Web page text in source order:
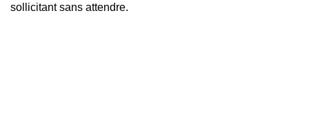
sollicitant sans attendre.